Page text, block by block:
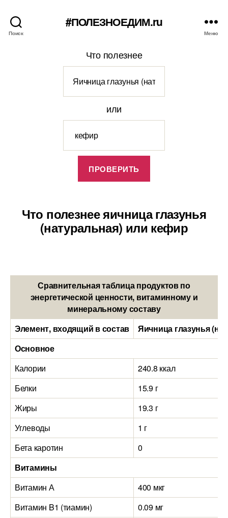
Поиск
#ПОЛЕЗНОЕДИМ.ru
Меню
Что полезнее
или
Что полезнее яичница глазунья
(натуральная) или кефир
Сравнительная таблица продуктов по
энергетической ценности, витаминному и
минеральному составу
Элемент, входящий в состав
Яичница глазунья
Основное
Калории
240.8 ккал
Белки
15.9 г
Жиры
19.3 г
Углеводы
1 г
Бета каротин
0
Витамины
Витамин А
400 мкг
Витамин B1 (тиамин)
0.09 мг